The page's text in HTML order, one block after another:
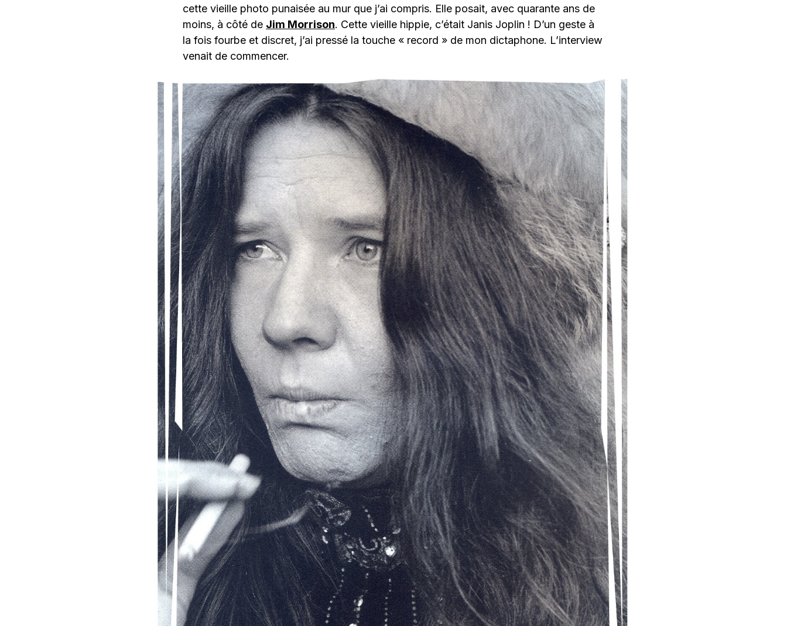
cette vieille photo punaisée au mur que j’ai compris. Elle posait, avec quarante ans de
moins, à côté de Jim Morrison. Cette vieille hippie, c’était Janis Joplin ! D’un geste à
la fois fourbe et discret, j’ai pressé la touche « record » de mon dictaphone. L’interview
venait de commencer.